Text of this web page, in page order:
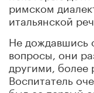
римском
итальянской
Не дождавшись
вопросы, они
другими, более
Воспитатель